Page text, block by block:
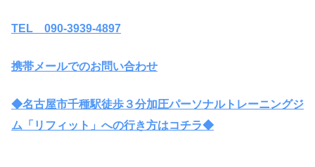
TEL 090-3939-4897
携帯メールでのお問い合わせ
◆名古屋市千種駅徒歩３分加圧パーソナルトレーニングジ
ム「リフィット」への行き方はコチラ◆